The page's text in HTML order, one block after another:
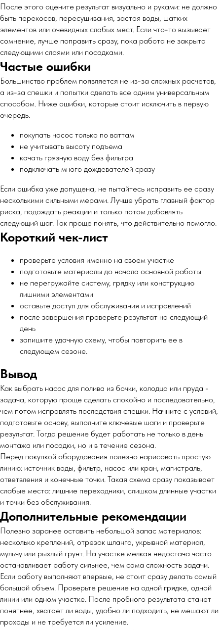
После этого оцените результат визуально и руками: не должно
быть перекосов, пересушивания, застоя воды, шатких
элементов или очевидных слабых мест. Если что-то вызывает
сомнение, лучше поправить сразу, пока работа не закрыта
следующими слоями или посадками.
Частые ошибки
Большинство проблем появляется не из-за сложных расчетов,
а из-за спешки и попытки сделать все одним универсальным
способом. Ниже ошибки, которые стоит исключить в первую
очередь.
покупать насос только по ваттам
не учитывать высоту подъема
качать грязную воду без фильтра
подключать много дождевателей сразу
Если ошибка уже допущена, не пытайтесь исправить ее сразу
несколькими сильными мерами. Лучше убрать главный фактор
риска, подождать реакции и только потом добавлять
следующий шаг. Так проще понять, что действительно помогло.
Короткий чек-лист
проверьте условия именно на своем участке
подготовьте материалы до начала основной работы
не перегружайте систему, грядку или конструкцию
лишними элементами
оставьте доступ для обслуживания и исправлений
после завершения проверьте результат на следующий
день
запишите удачную схему, чтобы повторить ее в
следующем сезоне.
Вывод
Как выбрать насос для полива из бочки, колодца или пруда -
задача, которую проще сделать спокойно и последовательно,
чем потом исправлять последствия спешки. Начните с условий,
подготовьте основу, выполните ключевые шаги и проверьте
результат. Тогда решение будет работать не только в день
монтажа или посадки, но и в течение сезона.
Перед покупкой оборудования полезно нарисовать простую
линию: источник воды, фильтр, насос или кран, магистраль,
ответвления и конечные точки. Такая схема сразу показывает
слабые места: лишние переходники, слишком длинные участки
и точки без обслуживания.
Дополнительные рекомендации
Полезно заранее оставить небольшой запас материалов:
несколько креплений, отрезок шланга, укрывной материал,
мульчу или рыхлый грунт. На участке мелкая недостача часто
останавливает работу сильнее, чем сама сложность задачи.
Если работу выполняют впервые, не стоит сразу делать самый
большой объем. Проверьте решение на одной грядке, одной
линии или одном участке. После пробного результата станет
понятнее, хватает ли воды, удобно ли подходить, не мешают ли
проходы и не требуется ли усиление.